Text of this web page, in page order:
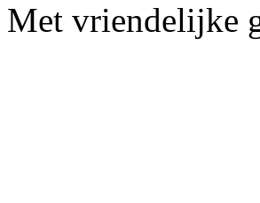
Met vriendelijke